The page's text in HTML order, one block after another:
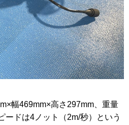
幅469mm×高さ297mm、重量
ードは4ノット（2m/秒）という